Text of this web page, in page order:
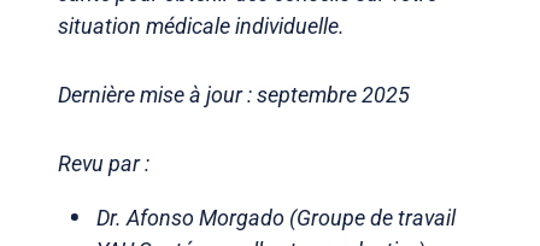
situation médicale individuelle.
Dernière mise à jour : septembre 2025
Revu par :
Dr. Afonso Morgado (Groupe de travail